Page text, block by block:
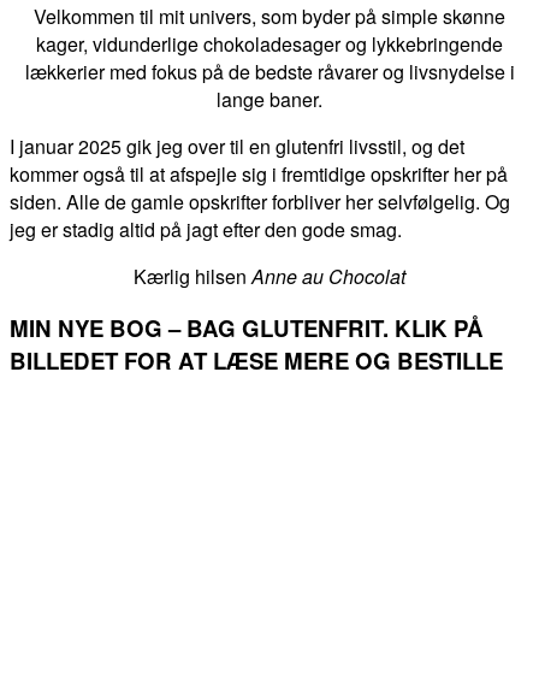
Velkommen til mit univers, som byder på simple skønne
kager, vidunderlige chokoladesager og lykkebringende
lækkerier med fokus på de bedste råvarer og livsnydelse i
lange baner.
I januar 2025 gik jeg over til en glutenfri livsstil, og det
kommer også til at afspejle sig i fremtidige opskrifter her på
siden. Alle de gamle opskrifter forbliver her selvfølgelig. Og
jeg er stadig altid på jagt efter den gode smag.
Kærlig hilsenAnne au Chocolat
MIN NYE BOG – BAG GLUTENFRIT. KLIK PÅ
BILLEDET FOR AT LÆSE MERE OG BESTILLE